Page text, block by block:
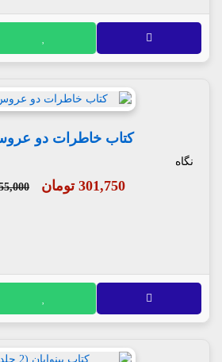
کتاب خاطرات دو
نگاه
301,750 تومان 355,000